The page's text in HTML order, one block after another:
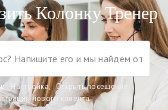
Колонку Тренер
Настройка, Открыть посещение
нового клиента